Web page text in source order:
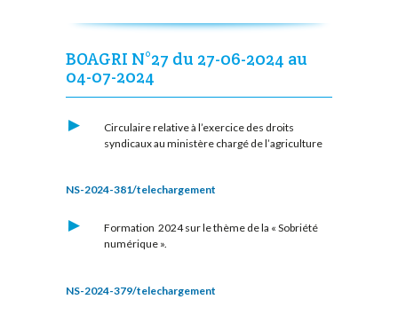
BOAGRI N°27 du 27-06-2024 au
04-07-2024
Circulaire relative à l’exercice des droits
syndicaux au ministère chargé de l’agriculture
NS-2024-381/telechargement
Formation 2024 sur le thème de la « Sobriété
numérique ».
NS-2024-379/telechargement